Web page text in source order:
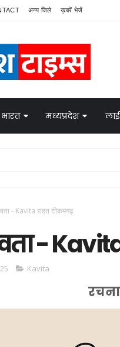
अन्य जिले ख़बरें भेजें
भारत मध्यप्रदेश
- Kavita राहत टीकमगढ़
-
Kavita